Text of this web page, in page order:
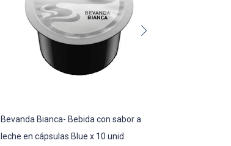
Bevanda Bianca- Bebida con sabor a
leche en cápsulas Blue x 10 unid.